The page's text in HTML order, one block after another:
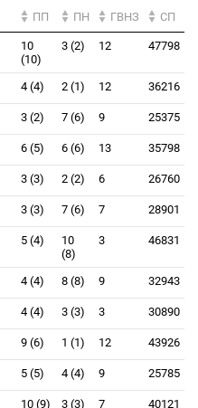
ПП ПН ГВНЗ СП
10
(10)
3 (2) 12 47798
4 (4) 2 (1) 12 36216
3 (2) 7 (6) 9 25375
6 (5) 6 (6) 13 35798
3 (3) 2 (2) 6 26760
3 (3) 7 (6) 7 28901
5 (4)
10
(8)
3 46831
4 (4) 8 (8) 9 32943
4 (4) 3 (3) 3 30890
9 (6) 1 (1) 12 43926
5 (5) 4 (4) 9 25785
10 (9) 3 (3) 7 40121